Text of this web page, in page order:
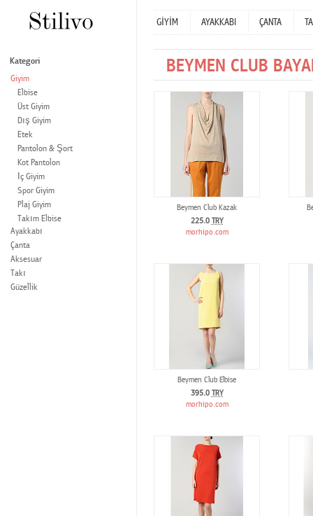
GİYİM AYAKKABI ÇANTA
BEYMEN CLUB
Beymen Club Kazak
225.0 TRY
morhipo.com
Beymen Club Elbise
395.0 TRY
morhipo.com
Kategori
Giyim
Elbise
Üst Giyim
Dış Giyim
Etek
Pantolon & Şort
Kot Pantolon
İç Giyim
Spor Giyim
Plaj Giyim
Takım Elbise
Ayakkabı
Çanta
Aksesuar
Takı
Güzellik